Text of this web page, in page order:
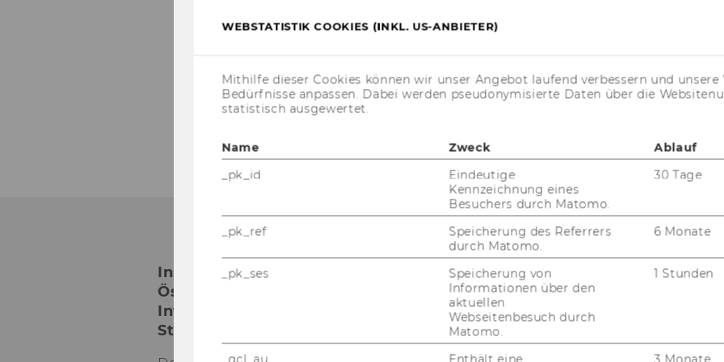
"Dop­pel­be­steue­rungs­ab­kom­men und EU-​Recht" (1996)
"Ak­tu­el­le Ent­wick­lun­gen im In­ter­na­tio­na­len Steu­er­recht - Das
neue Mus­ter­ab­kom­men der OECD" (1994)
Institut für
Österreichisches und
Internationales
Steuerrecht
UNSERE SOCIAL MEDIA
KANÄLE
WEBSTATISTIK COOKIES (INKL. US-ANBIETER)
Mithilfe dieser Cookies können wir unser Angebot laufend verbessern und unsere
Bedürfnisse anpassen. Dabei werden pseudonymisierte Daten über die
statistisch ausgewertet.
Name Zweck Ablauf
_pk_id
Eindeutige
Kennzeichnung eines
Besuchers durch Matomo.
30 Tage
_pk_ref
Speicherung des Referrers
durch Matomo.
6 Monate
_pk_ses
Speicherung von
Informationen über den
aktuellen
Webseitenbesuch durch
Matomo.
1 Stunden
_gcl_au
Enthält eine
3 Monate